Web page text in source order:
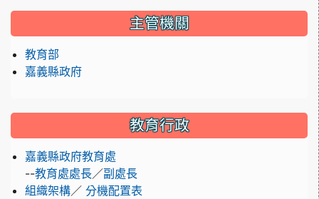
主管機關
教育部
嘉義縣政府
教育行政
嘉義縣政府教育處
--教育處處長／副處長
組織架構／ 分機配置表